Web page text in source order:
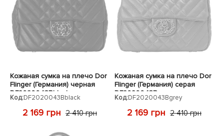
Кожаная сумка на плечо Dor
Flinger (Германия) черная
DF2020043Bblack
Код:DF2020043Bblack
2 169 грн 2 410 грн
Кожаная сумка на плечо Dor
Flinger (Германия) серая
DF2020043Bgrey
Код:DF2020043Bgrey
2 169 грн 2 410 грн